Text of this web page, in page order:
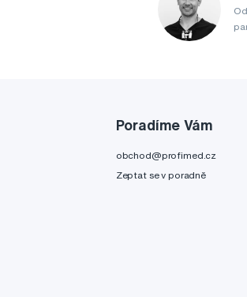
Poradíme Vám
obchod@profimed.cz
Zeptat se v poradně